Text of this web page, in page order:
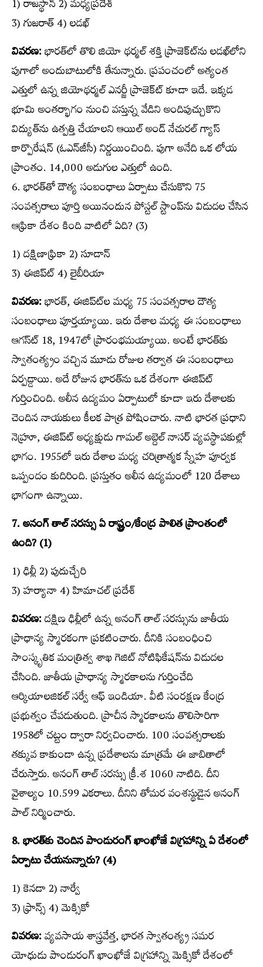
1) రాజస్థాన్‌ 2) మధ్యప్రదేశ్‌
3) గుజరాత్‌ 4) లడఖ్‌
వివరణ:భారత్‌లో తొలి జియో థర్మల్‌ శక్తి ప్రాజెక్ట్‍ను లడఖ్‌లోని
పుగాలో అందుబాటులోకి తేనున్నారు. ప్రపంచంలో అత్యంత
ఎత్తులో ఉన్న జియోథర్మల్‌ ఎనర్జీ ప్రాజెక్ట్‍ కూడా ఇదే. ఇక్కడ
భూమి అంతర్భాగం నుంచి వస్తున్న వేడిని అందిపుచ్చుకొని
విద్యుత్‌ను ఉత్పత్తి చేయాలని ఆయిల్‌ అండ్‌ నేచురల్‌ గ్యాస్
కార్పొరేషన్‌ (ఓఎన్‌జీసీ) నిర్ణయించింది. పుగా అనేది ఒక లోయ
ప్రాంతం. 14,000 అడుగుల ఎత్తులో ఉంది.
6. భారత్‌తో దౌత్య సంబంధాలు ఏర్పాటు చేసుకొని 75
సంవత్సరాలు పూర్తి అయినందున పోస్టల్‌ స్టాంప్‌ను విడుదల చేసిన
ఆఫ్రికా దేశం కింది వాటిలో ఏది? (3)
1) దక్షిణాఫ్రికా 2) సూడాన్‌
3) ఈజిప్ట్‍ 4) లైబీరియా
వివరణ:భారత్‌, ఈజిప్ట్‍ల మధ్య 75 సంవత్సరాల దౌత్య
సంబంధాలు పూర్తయ్యాయి. ఇరు దేశాల మధ్య ఈ సంబంధాలు
ఆగస్ట్‍ 18, 1947లో ప్రారంభమయ్యాయి. అంటే భారత్‌కు
స్వాతంత్య్రం వచ్చిన మూడు రోజుల తర్వాత ఈ సంబంధాలు
ఏర్పడ్డాయి. అదే రోజున భారత్‌ను ఒక దేశంగా ఈజిప్ట్‍
గుర్తించింది. అలీన ఉద్యమం ఏర్పాటులో కూడా ఇరు దేశాలకు
చెందిన నాయకులు కీలక పాత్ర పోషించారు. నాటి భారత ప్రధాని
నెహ్రూ, ఈజిప్ట్‍ అధ్యక్షుడు గామల్‌ అబ్దెల్‌ నాసర్‌ వ్యవస్థాపకుల్లో
భాగం. 1955లో ఇరు దేశాల మధ్య చరిత్రాత్మక స్నేహ పూర్వక
ఒప్పందం కుదిరింది. ప్రస్తుతం అలీన ఉద్యమంలో 120 దేశాలు
భాగంగా ఉన్నాయి.
7. అనంగ్‌ తాల్‌ సరస్సు ఏ రాష్ట్రం/కేంద్ర పాలిత ప్రాంతంలో
ఉంది? (1)
1) ఢిల్లీ 2) పుదుచ్చేరి
3) హర్యానా 4) హిమాచల్‌ ప్రదేశ్‌
వివరణ:దక్షిణ ఢిల్లీలో ఉన్న అనంగ్‌ తాల్‌ సరస్సును జాతీయ
ప్రాధాన్య స్మారకంగా ప్రకటించారు. దీనికి సంబంధించి
సాంస్కృతిక మంత్రిత్వ శాఖ గెజిట్‌ నోటిఫికేషన్‌ను విడుదల
చేసింది. జాతీయ ప్రాధాన్య స్మారకాలను గుర్తించేది
ఆర్కియాలజికల్‌ సర్వే ఆఫ్‌ ఇండియా. వీటి సంరక్షణ కేంద్ర
ప్రభుత్వం చేపడుతుంది. ప్రాచీన స్మారకాలను తొలిసారిగా
1958లో చట్టం ద్వారా నిర్వచించారు. 100 సంవత్సరాలకు
తక్కువ కాకుండా ఉన్న ప్రదేశాలను మాత్రమే ఈ జాబితాలో
చేరుస్తారు. అనంగ్‌ తాల్‌ సరస్సు క్రీ.శ 1060 నాటిది. దీని
వైశాల్యం 10.599 ఎకరాలు. దీనిని తోమర వంశస్థుడైన అనంగ్‌
పాల్‌ నిర్మించారు.
8. భారత్‌కు చెందిన పాండురంగ్‌ ఖాంఖోజే విగ్రహాన్ని ఏ దేశంలో
ఏర్పాటు చేయనున్నారు? (4)
1) కెనడా 2) నార్వే
3) ఫ్రాన్స్​‍ 4) మెక్సికో
వివరణ:వ్యవసాయ శాస్త్రవేత్త, భారత స్వాతంత్య్ర సమర
యోధుడు పాండురంగ్‌ ఖాంఖోజే విగ్రహాన్ని మెక్సికో దేశంలో